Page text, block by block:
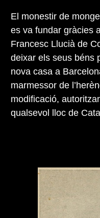
El monestir de
es va fundar gràcies
Francesc Llucià de
deixar els seus béns
nova casa a
marmessor de
modificació,
qualsevol lloc de